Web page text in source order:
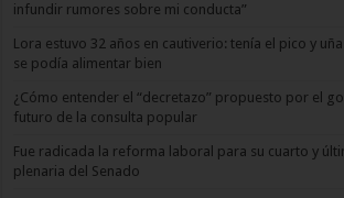
infundir rumores sobre mi conducta”
Lora estuvo 32 años en cautiverio: tenía el pico y
se podía alimentar bien
¿Cómo entender el “decretazo” propuesto por el
futuro de la consulta popular
Fue radicada la reforma laboral para su cuarto y
plenaria del Senado